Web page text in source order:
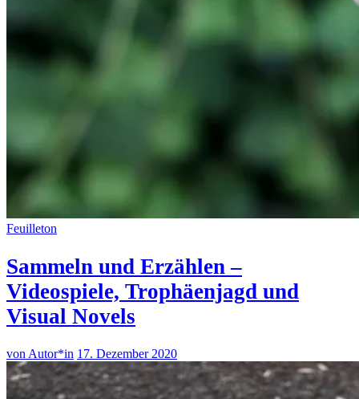
Feuilleton
Sammeln und Erzählen –
Videospiele, Trophäenjagd und
Visual Novels
von Autor*in 17. Dezember 2020